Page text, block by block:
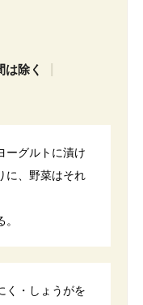
除く
ーグルトに漬け
に、野菜はそれ
く・しょうがを